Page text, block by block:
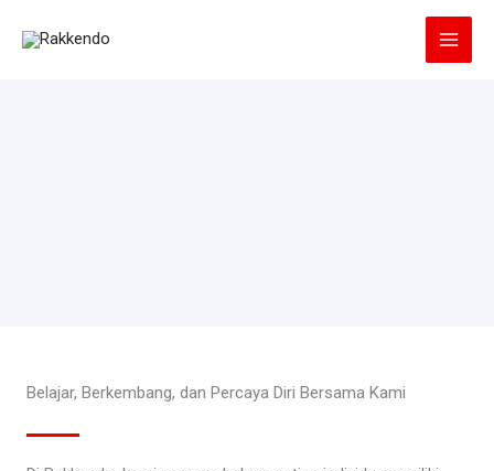
Belajar, Berkembang, dan Percaya Diri Bersama Kami